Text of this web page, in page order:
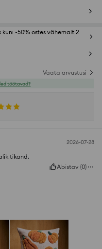
-50% ostes vähemalt 2
Vaata arvustusi
töötavad?
2026-07-28
tikand.
Abistav (0)